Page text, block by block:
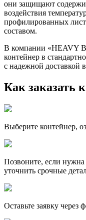
они защищают
воздействия
профилированных
составом.
В компании «HEAVY
контейнер в
с надежной доставкой
Как заказать
Выберите контейнер,
Позвоните, если
уточнить срочные
Оставьте заявку через